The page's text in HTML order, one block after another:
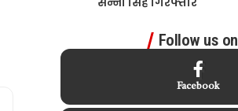
Follow us on
Facebook